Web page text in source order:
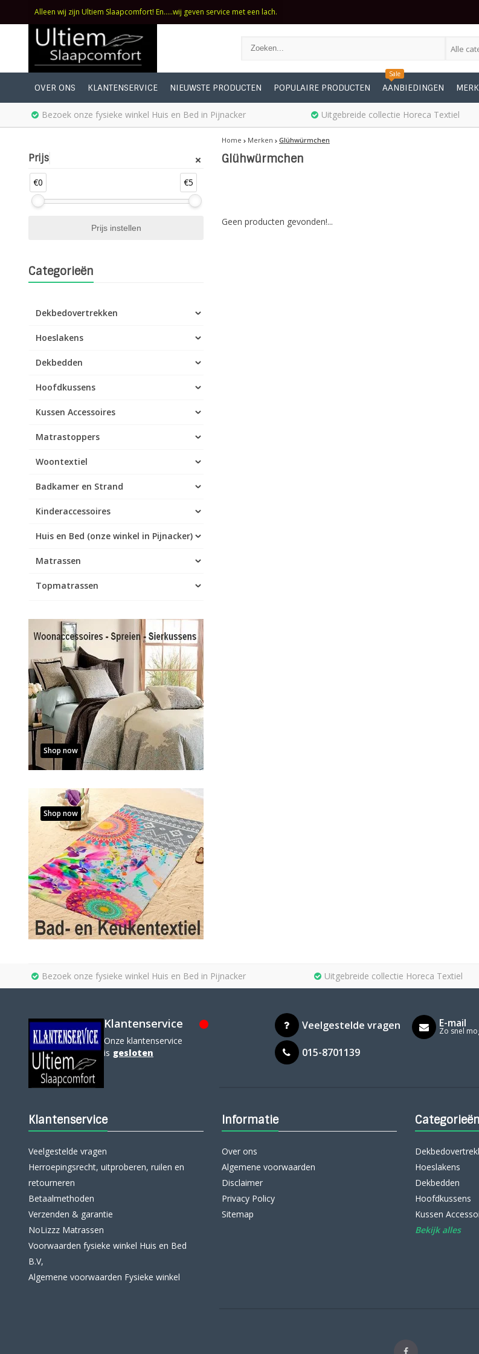
Alleen wij zijn Ultiem Slaapcomfort! En.....wij geven service met een lach.
Alle
OVER ONS KLANTENSERVICE NIEUWSTE PRODUCTEN POPULAIRE PRODUCTEN
Sale
AANBIEDINGEN
Bezoek onze fysieke winkel Huis en Bed in Pijnacker Uitgebreide collectie Horeca Textiel
Prijs
€0 €5
Categorieën
Dekbedovertrekken
Hoeslakens
Dekbedden
Hoofdkussens
Kussen Accessoires
Matrastoppers
Woontextiel
Badkamer en Strand
Kinderaccessoires
Huis en Bed (onze winkel in Pijnacker)
Matrassen
Topmatrassen
Shop now
Shop now
Home Merken Glühwürmchen
Glühwürmchen
Geen producten gevonden!...
Bezoek onze fysieke winkel Huis en Bed in Pijnacker Uitgebreide collectie Horeca Textiel
Klantenservice
Onze klantenservice
is gesloten
Veelgestelde vragen
015-8701139
E-mail
Zo snel
Klantenservice
Veelgestelde vragen
Herroepingsrecht, uitproberen, ruilen en
retourneren
Betaalmethoden
Verzenden & garantie
NoLizzz Matrassen
Voorwaarden fysieke winkel Huis en Bed
B.V,
Algemene voorwaarden Fysieke winkel
Informatie
Over ons
Algemene voorwaarden
Disclaimer
Privacy Policy
Sitemap
Categorieën
Hoeslakens
Dekbedden
Hoofdkussens
Kussen
Bekijk alles